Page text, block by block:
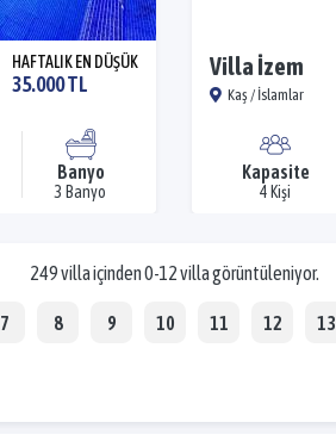
HAFTALIK EN DÜŞÜK
35.000 TL
Banyo
3 Banyo
Villa İzem
Kaş / İslamlar
Kapasite
4 Kişi
249 villa içinden 0-12 villa görüntüleniyor.
7 8 9 10 11 12 13